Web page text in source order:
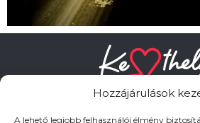
Hozzájárulások
A lehető legjobb felhasználói élmény